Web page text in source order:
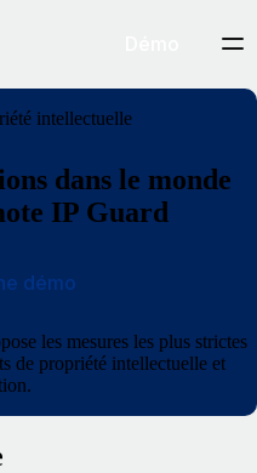
intellectuelle
dans le monde
IP Guard
les mesures les plus strictes
de propriété intellectuelle et
démo